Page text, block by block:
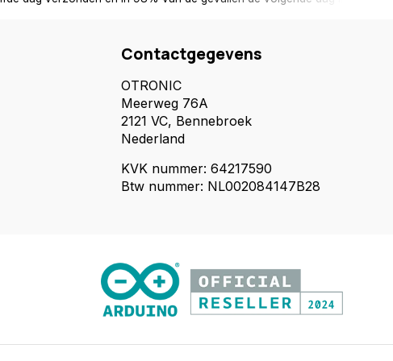
Contactgegevens
OTRONIC
Meerweg 76A
2121 VC, Bennebroek
Nederland
KVK nummer: 64217590
Btw nummer: NL002084147B28